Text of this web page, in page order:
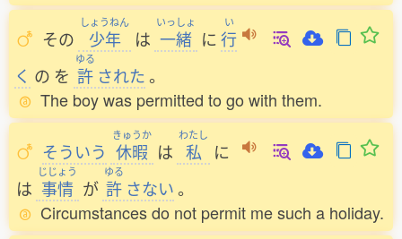
その
しょうねん
少年 は
いっしょ
一緒 に
い
行
く の を
ゆる
許 された。
The boy was permitted to go with them.
そういう
きゅうか
休暇 は
わたし
私
に
は
じじょう
事情 が
ゆる
許 さない。
Circumstances do not permit me such a holiday.